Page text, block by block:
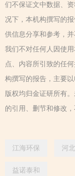
们不保证文中数据、
况下，本机构撰写的
供信息分享和参考，
我们不对任何人因使
点、内容所引致的任
构撰写的报告，主要
版权均归金证研所有
的引用、删节和修改
江海环保 河
益诺泰和